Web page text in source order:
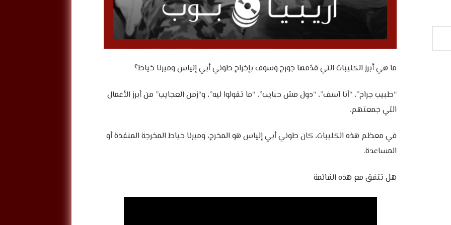
ما هي أبرز الكليبات التي قدّمها جورج وسوف بإخراج طوني أبي إلياس وميرنا خياط؟
“طبيب جراح”، “أنا آسف”، “دول مش حبايب”، “ما تقولوا ليه”، و“زمن العجايب” من أبرز الأعمال
التي جمعتهم.
في معظم هذه الكليبات، كان طوني أبي إلياس هو المخرج، وميرنا خياط المخرجة المنفذة أو
المساعدة.
هل تتفق مع هذه القائمة